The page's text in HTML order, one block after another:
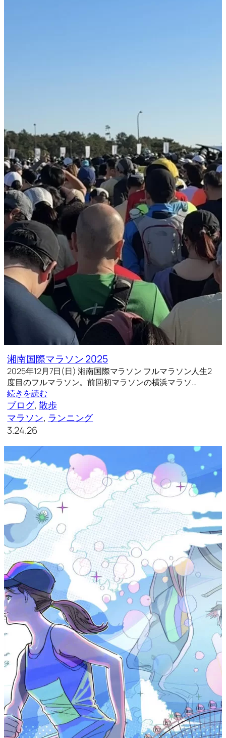
湘南国際マラソン 2025
2025年12月7日(日) 湘南国際マラソン フルマラソン人生2
度目のフルマラソン。前回初マラソンの横浜マラソ…
続きを読む
ブログ, 散歩
マラソン, ランニング
3.24.26